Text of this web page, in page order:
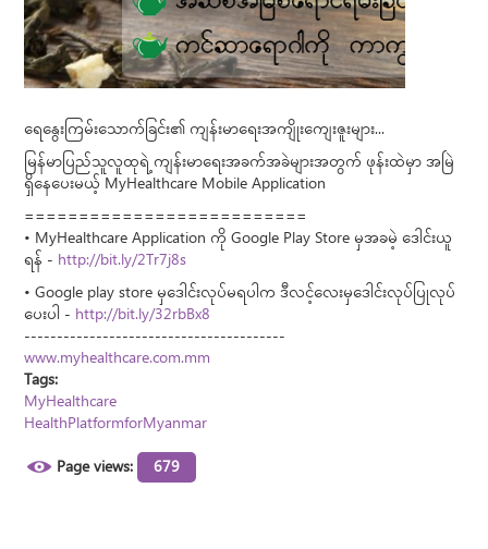
ရေနွေးကြမ်းသောက်ခြင်း၏ ကျန်းမာရေးအကျိုးကျေးဇူးများ...
မြန်မာပြည်သူလူထုရဲ့ ကျန်းမာရေးအခက်အခဲများအတွက် ဖုန်းထဲမှာ အမြဲ
ရှိနေပေးမယ့် MyHealthcare Mobile Application
==========================
• MyHealthcare Application ကို Google Play Store မှအခမဲ့ ဒေါင်းယူ
ရန် - http://bit.ly/2Tr7j8s
• Google play store မှဒေါင်းလုပ်မရပါက ဒီလင့်လေးမှဒေါင်းလုပ်ပြုလုပ်
ပေးပါ - http://bit.ly/32rbBx8
----------------------------------------
www.myhealthcare.com.mm
Tags:
MyHealthcare
HealthPlatformforMyanmar
Page views:
679